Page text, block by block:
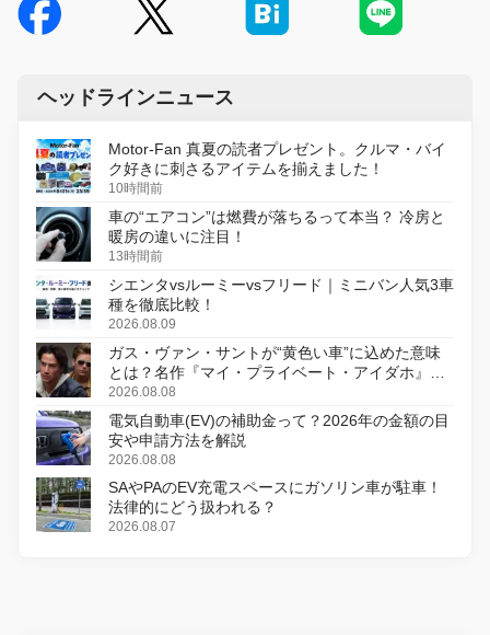
ヘッドラインニュース
Motor-Fan 真夏の読者プレゼント。クルマ・バイ
ク好きに刺さるアイテムを揃えました！
10時間前
車の“エアコン”は燃費が落ちるって本当？ 冷房と
暖房の違いに注目！
13時間前
シエンタvsルーミーvsフリード｜ミニバン人気3車
種を徹底比較！
2026.08.09
ガス・ヴァン・サントが“黄色い車”に込めた意味
とは？名作『マイ・プライベート・アイダホ』が
初のデジタルリマスター版で復活
2026.08.08
電気自動車(EV)の補助金って？2026年の金額の目
安や申請方法を解説
2026.08.08
SAやPAのEV充電スペースにガソリン車が駐車！
法律的にどう扱われる？
2026.08.07